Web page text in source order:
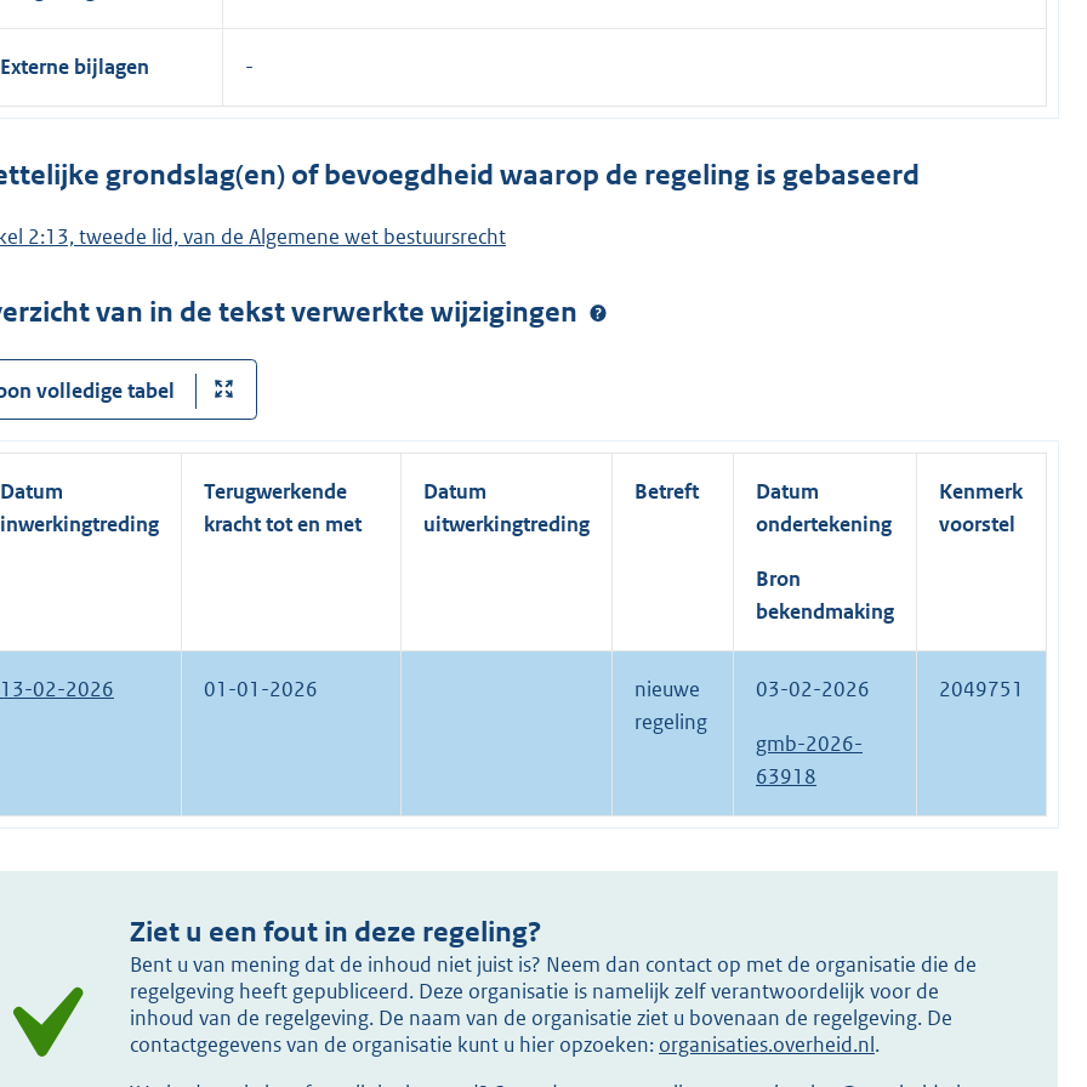
Externe bijlagen
grondslag(en) of bevoegdheid waarop de regeling is gebaseerd
2:13, tweede lid, van de Algemene wet bestuursrecht
van in de tekst verwerkte wijzigingen
volledige tabel
Datum
inwerkingtreding
Terugwerkende
kracht tot en met
Datum
uitwerkingtreding
Betreft
Datum
ondertekening
Bron
bekendmaking
Kenmerk
voorstel
13-02-2026 01-01-2026
nieuwe
regeling
03-02-2026
gmb-2026-
63918
2049751
Ziet u een fout in deze regeling?
Bent u van mening dat de inhoud niet juist is? Neem dan contact op met de organisatie die de
regelgeving heeft gepubliceerd. Deze organisatie is namelijk zelf verantwoordelijk voor de
inhoud van de regelgeving. De naam van de organisatie ziet u bovenaan de regelgeving. De
contactgegevens van de organisatie kunt u hier opzoeken: organisaties.overheid.nl.